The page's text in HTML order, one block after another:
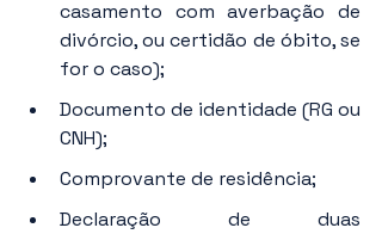
casamento com averbação de
divórcio, ou certidão de óbito, se
for o caso);
Documento de identidade (RG ou
CNH);
Comprovante de residência;
Declaração de duas